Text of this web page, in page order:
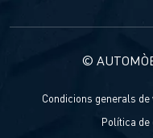
©
Condicions generals de
Política de